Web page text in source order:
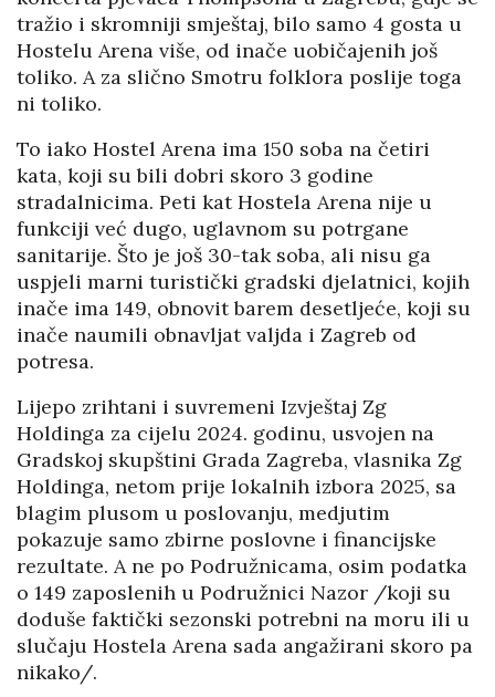
tražio i skromniji smještaj, bilo samo 4 gosta u
Hostelu Arena više, od inače uobičajenih još
toliko. A za slično Smotru folklora poslije toga
ni toliko.
To iako Hostel Arena ima 150 soba na četiri
kata, koji su bili dobri skoro 3 godine
stradalnicima. Peti kat Hostela Arena nije u
funkciji već dugo, uglavnom su potrgane
sanitarije. Što je još 30-tak soba, ali nisu ga
uspjeli marni turistički gradski djelatnici, kojih
inače ima 149, obnovit barem desetljeće, koji su
inače naumili obnavljat valjda i Zagreb od
potresa.
Lijepo zrihtani i suvremeni Izvještaj Zg
Holdinga za cijelu 2024. godinu, usvojen na
Gradskoj skupštini Grada Zagreba, vlasnika Zg
Holdinga, netom prije lokalnih izbora 2025, sa
blagim plusom u poslovanju, medjutim
pokazuje samo zbirne poslovne i financijske
rezultate. A ne po Podružnicama, osim podatka
o 149 zaposlenih u Podružnici Nazor /koji su
doduše faktički sezonski potrebni na moru ili u
slučaju Hostela Arena sada angažirani skoro pa
nikako/.